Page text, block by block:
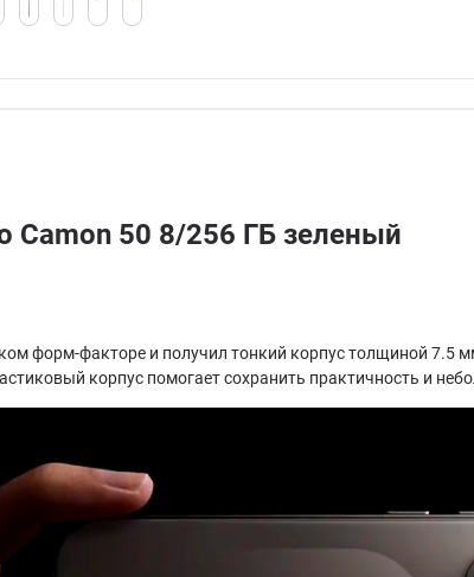
Camon 50 8/256 ГБ зеленый
форм-факторе и получил тонкий корпус толщиной 7.5
корпус помогает сохранить практичность и